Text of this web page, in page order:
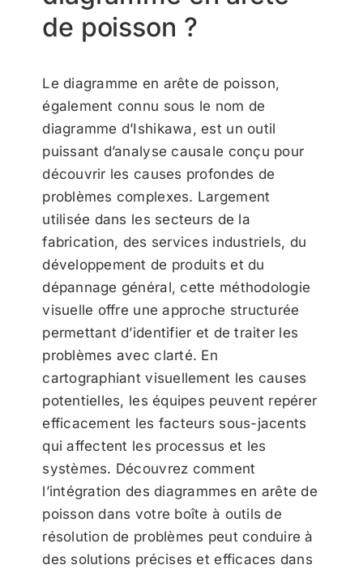
de poisson ?
Le diagramme en arête de poisson,
également connu sous le nom de
diagramme d’Ishikawa, est un outil
puissant d’analyse causale conçu pour
découvrir les causes profondes de
problèmes complexes. Largement
utilisée dans les secteurs de la
fabrication, des services industriels, du
développement de produits et du
dépannage général, cette méthodologie
visuelle offre une approche structurée
permettant d’identifier et de traiter les
problèmes avec clarté. En
cartographiant visuellement les causes
potentielles, les équipes peuvent repérer
efficacement les facteurs sous-jacents
qui affectent les processus et les
systèmes. Découvrez comment
l’intégration des diagrammes en arête de
poisson dans votre boîte à outils de
résolution de problèmes peut conduire à
des solutions précises et efficaces dans